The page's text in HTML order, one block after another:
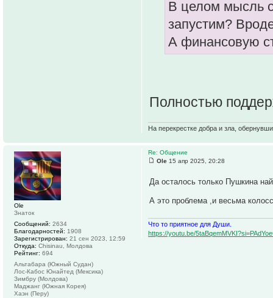
В целом мысль
запустим?
А финансовую
Полностью
На перекрестке добра и зла,
Re: Общение
Ole 15 апр 2025, 20:28
Да осталось только Пушкина
А это проблема ,и весьма
Что то приятное для Души.
https://youtu.be/
Ole
Знаток
Сообщений: 2634
Благодарностей: 1908
Зарегистрирован: 21 сен 2023, 12:59
Откуда: Chisinau, Молдова
Рейтинг: 694
Альтабара (Южный Судан)
Лос-Кабос Юнайтед (Мексика)
Зимбру (Молдова)
Маджанг (Южная Корея)
Хаэн (Перу)